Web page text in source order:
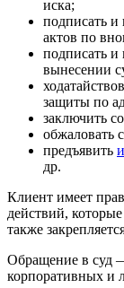
иска;
подписать и
актов по
подписать и
вынесении
защиты по
заключить
обжаловать
предъявить
др.
Клиент имеет
действий,
также
Обращение в суд
корпоративных и